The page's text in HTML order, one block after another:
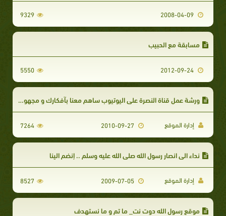
9329
مسابقة مع الحبيب
5550
ورشة عمل قناة النصرة على اليوتيوب ساهم معنا بآفكارك و مجهودك
إدارة الموقع 7264
نداء الى انصار رسول الله صلى الله عليه وسلم .. إنضم الينا
إدارة الموقع 2009-07-05
8527
موقع رسول الله دوت نت_ ما تم و ما نستهدف